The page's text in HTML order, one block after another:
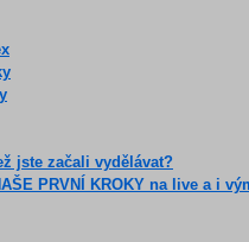
jste začali vydělávat?
PRVNÍ KROKY na live a i